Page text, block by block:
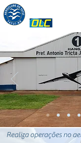
Realiza operações no